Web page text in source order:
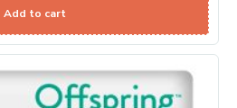
Add to cart